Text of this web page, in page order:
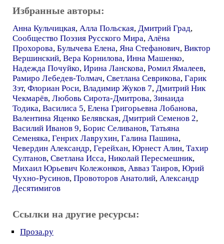
Избранные авторы:
Анна Кульчицкая, Алла Польская, Дмитрий Град,
Сообщество Поэзия Русского Мира, Алёна
Прохорова, Булычева Елена, Яна Стефанович, Виктор
Вершинский, Вера Корнилова, Инна Машенко,
Надежда Почуйко, Ирина Ланскова, Ромил Ямалеев,
Рамиро Лебедев-Толмач, Светлана Севрикова, Гарик
Зэт, Флориан Роси, Владимир Жуков 7, Дмитрий Ник
Чекмарёв, Любовь Сирота-Дмитрова, Зинаида
Тодика, Василиса 5, Елена Григорьевна Лобанова,
Валентина Яценко Белявская, Дмитрий Семенов 2,
Василий Иванов 9, Борис Селиванов, Татьяна
Семеняка, Генрих Лаврухин, Галина Пашина,
Чевердин Александр, Герейхан, Юрнест Алин, Тахир
Султанов, Светлана Исса, Николай Пересмешник,
Михаил Юрьевич Колежонков, Авваз Таиров, Юрий
Чухно-Русинов, Провоторов Анатолий, Александр
Десятимигов
Ссылки на другие ресурсы:
Проза.ру